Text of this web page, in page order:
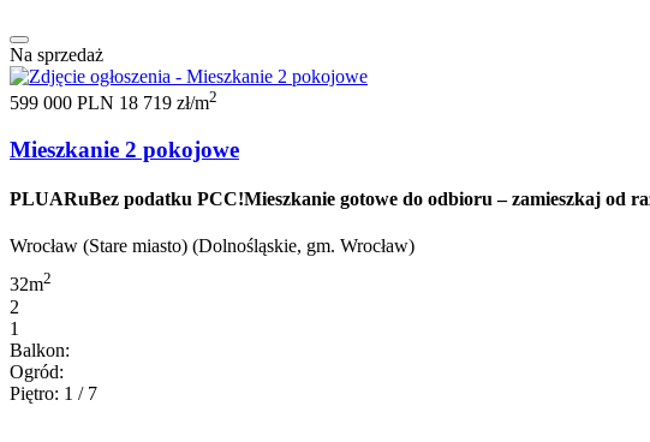
Na sprzedaż
599 000 PLN 18 719 zł/m2
Mieszkanie 2 pokojowe
PLUARuBez podatku PCC!Mieszkanie gotowe do odbioru – zamieszkaj od
Wrocław (Stare miasto) (Dolnośląskie, gm. Wrocław)
32m2
2
1
Balkon:
Ogród:
Piętro: 1 / 7